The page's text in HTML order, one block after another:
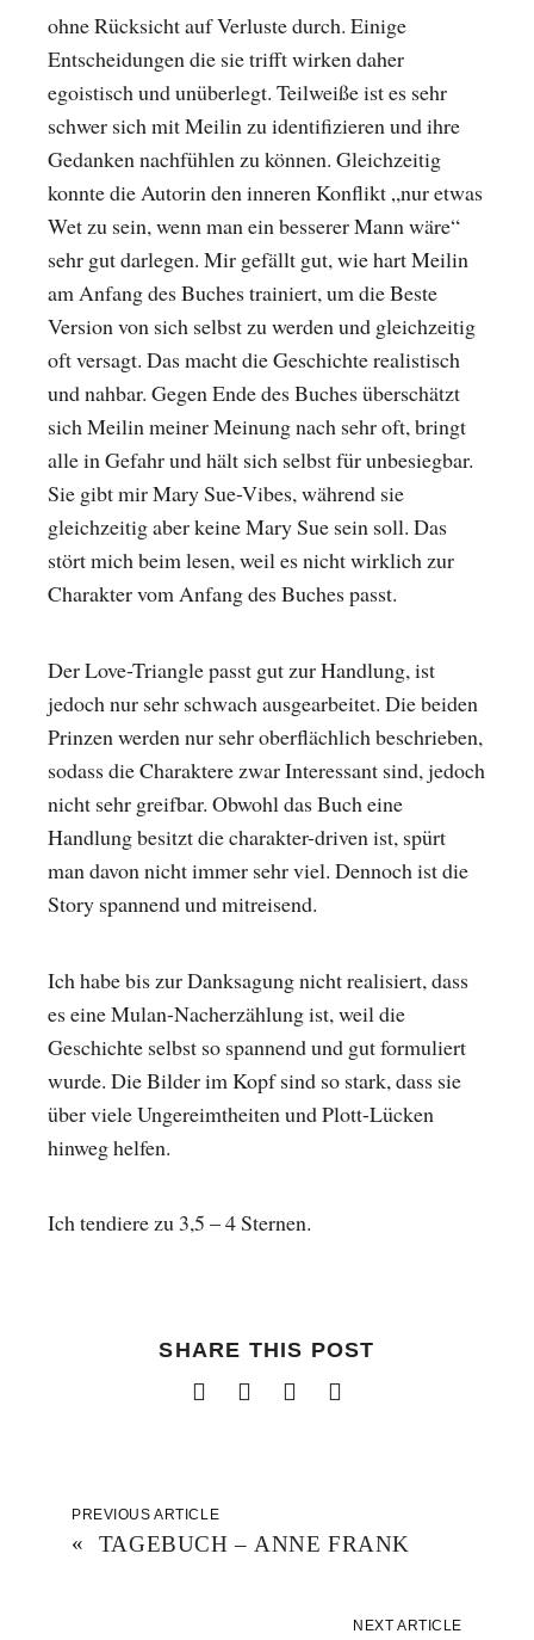
ohne Rücksicht auf Verluste durch. Einige
Entscheidungen die sie trifft wirken daher
egoistisch und unüberlegt. Teilweiße ist es sehr
schwer sich mit Meilin zu identifizieren und ihre
Gedanken nachfühlen zu können. Gleichzeitig
konnte die Autorin den inneren Konflikt „nur etwas
Wet zu sein, wenn man ein besserer Mann wäre“
sehr gut darlegen. Mir gefällt gut, wie hart Meilin
am Anfang des Buches trainiert, um die Beste
Version von sich selbst zu werden und gleichzeitig
oft versagt. Das macht die Geschichte realistisch
und nahbar. Gegen Ende des Buches überschätzt
sich Meilin meiner Meinung nach sehr oft, bringt
alle in Gefahr und hält sich selbst für unbesiegbar.
Sie gibt mir Mary Sue-Vibes, während sie
gleichzeitig aber keine Mary Sue sein soll. Das
stört mich beim lesen, weil es nicht wirklich zur
Charakter vom Anfang des Buches passt.
Der Love-Triangle passt gut zur Handlung, ist
jedoch nur sehr schwach ausgearbeitet. Die beiden
Prinzen werden nur sehr oberflächlich beschrieben,
sodass die Charaktere zwar Interessant sind, jedoch
nicht sehr greifbar. Obwohl das Buch eine
Handlung besitzt die charakter-driven ist, spürt
man davon nicht immer sehr viel. Dennoch ist die
Story spannend und mitreisend.
Ich habe bis zur Danksagung nicht realisiert, dass
es eine Mulan-Nacherzählung ist, weil die
Geschichte selbst so spannend und gut formuliert
wurde. Die Bilder im Kopf sind so stark, dass sie
über viele Ungereimtheiten und Plott-Lücken
hinweg helfen.
Ich tendiere zu 3,5 – 4 Sternen.
SHARE THIS POST
PREVIOUS ARTICLE
« TAGEBUCH – ANNE FRANK
NEXT ARTICLE